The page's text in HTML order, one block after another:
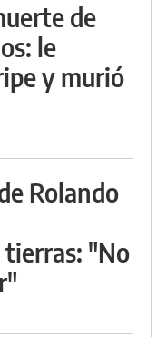
de
le
y murió
Rolando
"No